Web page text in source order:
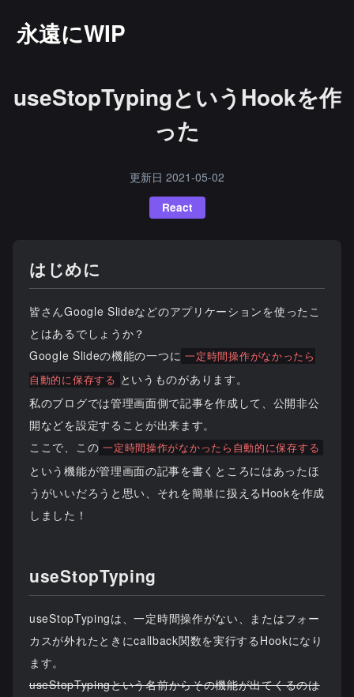
永遠にWIP
useStopTypingというHookを作
った
更新日 2021-05-02
React
はじめに
皆さんGoogle Slideなどのアプリケーションを使ったこ
とはあるでしょうか？
Google Slideの機能の一つに 一定時間操作がなかったら
自動的に保存する というものがあります。
私のブログでは管理画面側で記事を作成して、公開非公
開などを設定することが出来ます。
ここで、この 一定時間操作がなかったら自動的に保存する
という機能が管理画面の記事を書くところにはあったほ
うがいいだろうと思い、それを簡単に扱えるHookを作成
しました！
useStopTyping
useStopTypingは、一定時間操作がない、またはフォー
カスが外れたときにcallback関数を実行するHookになり
ます。
useStopTypingという名前からその機能が出てくるのは